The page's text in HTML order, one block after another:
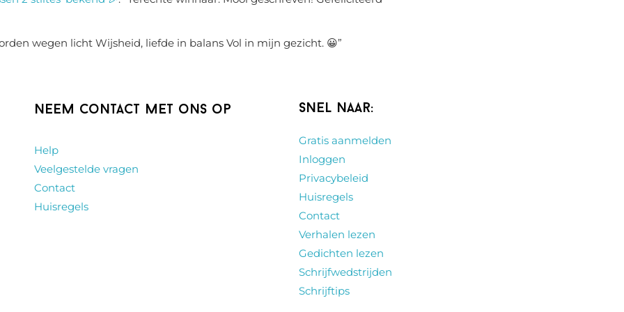
wegen licht Wijsheid, liefde in balans Vol in mijn gezicht. 😀”
Neem contact met ons op
Help
Veelgestelde vragen
Contact
Huisregels
Snel naar:
Gratis aanmelden
Inloggen
Privacybeleid
Huisregels
Contact
Verhalen lezen
Gedichten lezen
Schrijfwedstrijden
Schrijftips